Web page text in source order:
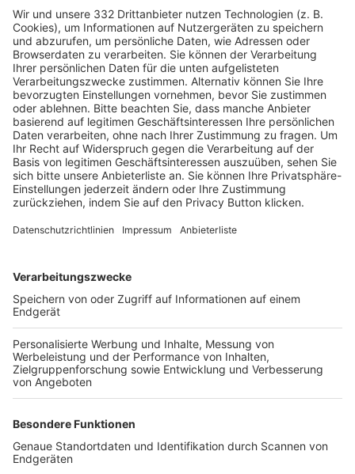
HÄUFIG BESUCHTE SEITEN
Pässe und Vereinswechsel
Trainerausbildung
Schulungsangebot Vereinsmitarbeiter
BFV-Geschäftsstellen
Trainerbörse
Login SpielPlus
FOLGE DEM BFV
TOP-VEREINE
TOP-PARTNER